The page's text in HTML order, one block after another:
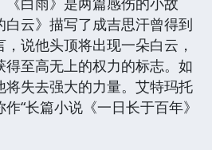
白云》描写了成吉思汗曾得到
说他头顶将出现一朵白云，
得至高无上的权力的标志。如
将失去强大的力量。艾特玛托
“长篇小说《一日长于百年》